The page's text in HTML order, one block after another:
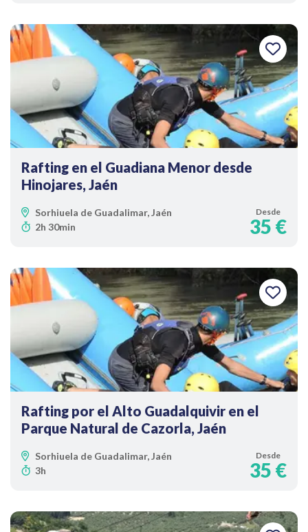
Rafting en el Guadiana Menor desde
Hinojares, Jaén
Sorhiuela de Guadalimar, Jaén
2h 30min
Desde
35 €
Rafting por el Alto Guadalquivir en el
Parque Natural de Cazorla, Jaén
Sorhiuela de Guadalimar, Jaén
3h
Desde
35 €